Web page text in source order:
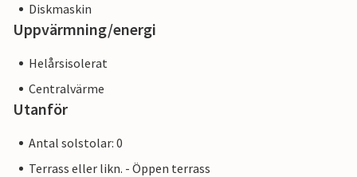
Diskmaskin
Uppvärmning/energi
Helårsisolerat
Centralvärme
Utanför
Antal solstolar: 0
Terrass eller likn. - Öppen terrass